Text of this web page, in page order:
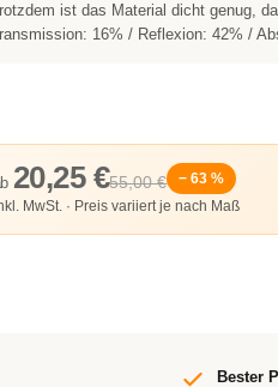
ist das Material dicht genug,
16% / Reflexion: 42% /
55,00 €
20,25 €
− 63 %
MwSt. · Preis variiert je nach Maß
Bester